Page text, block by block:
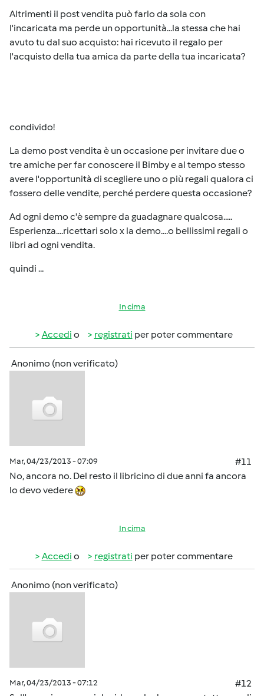
Altrimenti il post vendita può farlo da sola con
l'incaricata ma perde un opportunità...la stessa che hai
avuto tu dal suo acquisto: hai ricevuto il regalo per
l'acquisto della tua amica da parte della tua incaricata?
condivido!
La demo post vendita è un occasione per invitare due o
tre amiche per far conoscere il Bimby e al tempo stesso
avere l'opportunità di scegliere uno o più regali qualora ci
fossero delle vendite, perché perdere questa occasione?
Ad ogni demo c'è sempre da guadagnare qualcosa.....
Esperienza....ricettari solo x la demo....o bellissimi regali o
libri ad ogni vendita.
quindi ...
In cima
Accedi o registrati per poter commentare
Anonimo (non verificato)
Mar, 04/23/2013 - 07:09
#11
No, ancora no. Del resto il libricino di due anni fa ancora
lo devo vedere
In cima
Accedi o registrati per poter commentare
Anonimo (non verificato)
Mar, 04/23/2013 - 07:12
#12